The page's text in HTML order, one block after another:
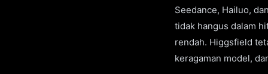
Seedance, Hailuo,
tidak hangus dalam
rendah. Higgsfield
keragaman model,